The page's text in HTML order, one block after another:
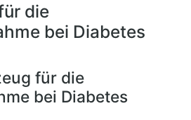
die
bei Diabetes
für die
bei Diabetes